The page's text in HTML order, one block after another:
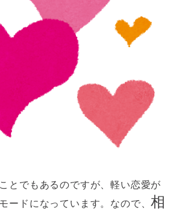
とでもあるのですが、軽い恋愛が
ードになっています。なので、相